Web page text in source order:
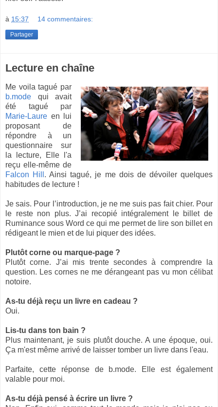
à 15:37 14 commentaires:
Partager
Lecture en chaîne
Me voila tagué par
b.mode qui avait
été tagué par
Marie-Laure en lui
proposant de
répondre à un
questionnaire sur
la lecture, Elle l'a
reçu elle-même de
Falcon Hill . Ainsi tagué, je me dois de dévoiler quelques
habitudes de lecture !
Je sais. Pour l’introduction, je ne me suis pas fait chier. Pour
le reste non plus. J’ai recopié intégralement le billet de
Ruminance sous Word ce qui me permet de lire son billet en
rédigeant le mien et de lui piquer des idées.
Plutôt corne ou marque-page ?
Plutôt corne. J’ai mis trente secondes à comprendre la
question. Les cornes ne me dérangeant pas vu mon célibat
notoire.
As-tu déjà reçu un livre en cadeau ?
Oui.
Lis-tu dans ton bain ?
Plus maintenant, je suis plutôt douche. A une époque, oui.
Ça m'est même arrivé de laisser tomber un livre dans l'eau.
Parfaite, cette réponse de b.mode. Elle est également
valable pour moi.
As-tu déjà pensé à écrire un livre ?